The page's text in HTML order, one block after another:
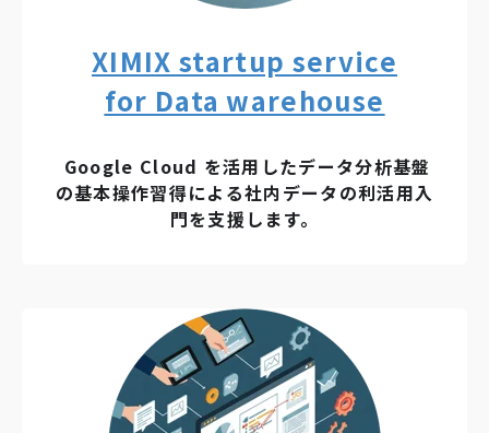
XIMIX startup service
for Data warehouse
Google Cloud を活用したデータ分析基盤
の基本操作習得による社内データの利活用入
門を支援します。